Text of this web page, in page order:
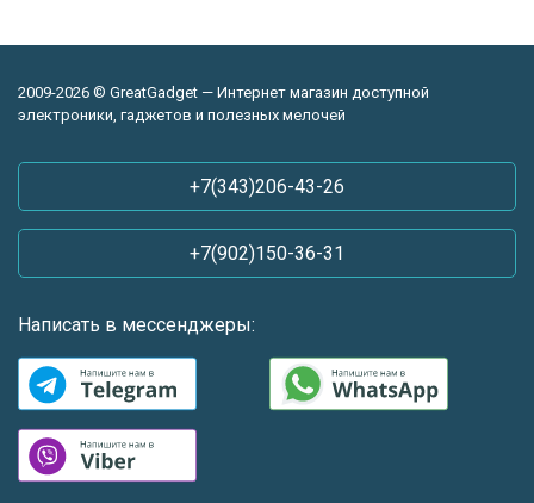
2009-2026 © GreatGadget — Интернет магазин доступной
электроники, гаджетов и полезных мелочей
+7(343)206-43-26
+7(902)150-36-31
Написать в мессенджеры: